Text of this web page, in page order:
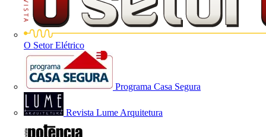
O Setor Elétrico
Programa Casa Segura
Revista Lume Arquitetura